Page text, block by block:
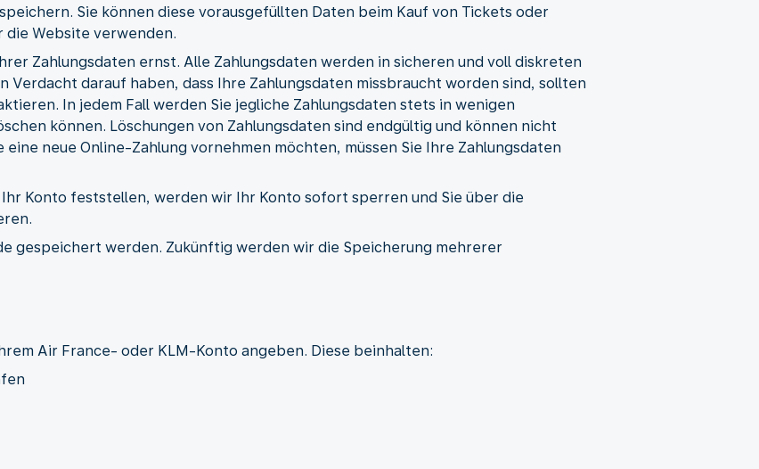
Sie können diese vorausgefüllten Daten beim Kauf von Tickets oder
Website verwenden.
Zahlungsdaten ernst. Alle Zahlungsdaten werden in sicheren und voll diskreten
Verdacht darauf haben, dass Ihre Zahlungsdaten missbraucht worden sind, sollten
In jedem Fall werden Sie jegliche Zahlungsdaten stets in wenigen
können. Löschungen von Zahlungsdaten sind endgültig und können nicht
neue Online-Zahlung vornehmen möchten, müssen Sie Ihre Zahlungsdaten
Konto feststellen, werden wir Ihr Konto sofort sperren und Sie über die
gespeichert werden. Zukünftig werden wir die Speicherung mehrerer
Air France- oder KLM-Konto angeben. Diese beinhalten: